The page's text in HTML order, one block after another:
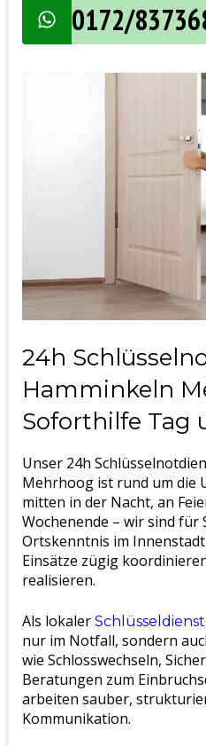
0172/
24h
Hamminkeln
Soforthilfe Tag
Unser 24h
Mehrhoog ist rund um die
mitten in der Nacht, an
Wochenende – wir sind für
Ortskenntnis im
Einsätze zügig
realisieren.
Als lokaler Schlüsseldienst
nur im Notfall, sondern
wie Schlosswechseln,
Beratungen zum
arbeiten sauber,
Kommunikation.